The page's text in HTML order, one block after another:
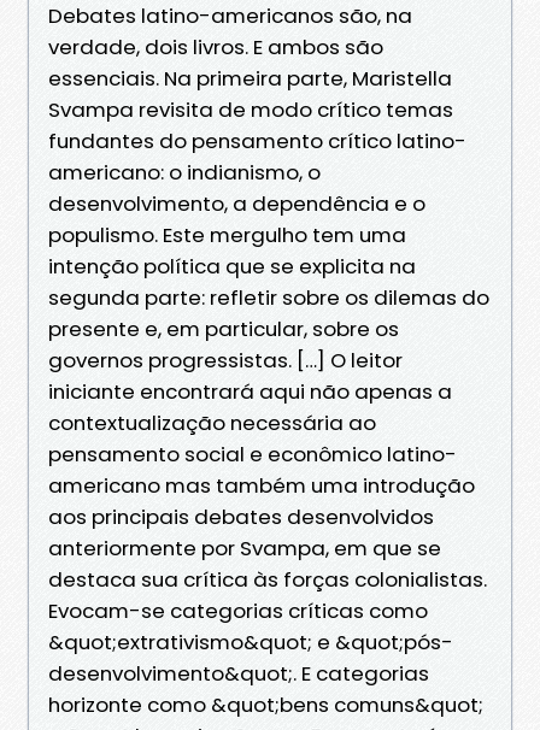
Debates latino-americanos são, na
verdade, dois livros. E ambos são
essenciais. Na primeira parte, Maristella
Svampa revisita de modo crítico temas
fundantes do pensamento crítico latino-
americano: o indianismo, o
desenvolvimento, a dependência e o
populismo. Este mergulho tem uma
intenção política que se explicita na
segunda parte: refletir sobre os dilemas do
presente e, em particular, sobre os
governos progressistas. […] O leitor
iniciante encontrará aqui não apenas a
contextualização necessária ao
pensamento social e econômico latino-
americano mas também uma introdução
aos principais debates desenvolvidos
anteriormente por Svampa, em que se
destaca sua crítica às forças colonialistas.
Evocam-se categorias críticas como
&quot;extrativismo&quot; e &quot;pós-
desenvolvimento&quot;. E categorias
horizonte como &quot;bens comuns&quot;